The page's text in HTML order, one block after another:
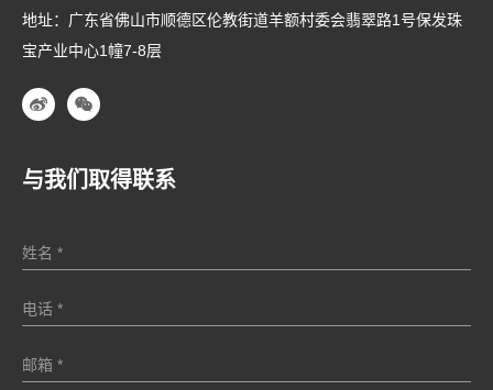
地址：广东省佛山市顺德区伦教街道羊额村委会翡翠路1号保发珠
宝产业中心1幢7-8层
与我们取得联系